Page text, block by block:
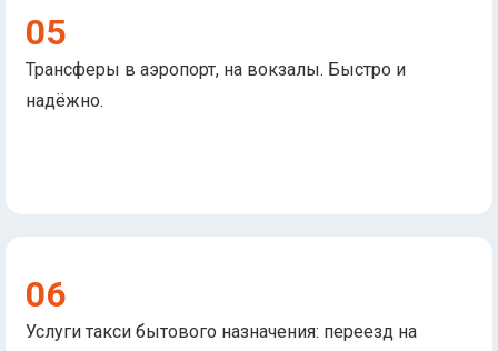
05
Трансферы в аэропорт, на вокзалы. Быстро и
надёжно.
06
Услуги такси бытового назначения: переезд на